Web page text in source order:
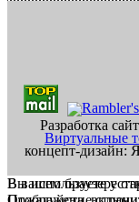
Разработка
Виртуальные
концепт-дизайн:
В вашем браузере
Вы используете